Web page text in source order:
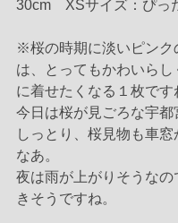
30cm　XSサイズ：ぴっ
※桜の時期に淡いピンク
は、とってもかわいらし
に着せたくなる１枚です
今日は桜が見ごろな宇都
しっとり、桜見物も車
なあ。
夜は雨が上がりそうなの
きそうですね。